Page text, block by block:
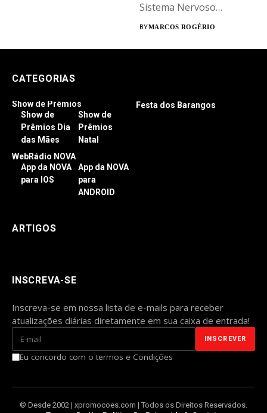
Sistema Nervoso
Central...
BYMARCOS ROGÉRIO
CATEGORIAS
Show de Prêmios
Show de
Prêmios Dia
das Mães
Show de
Prêmios
Natal
Festa dos Barangos
WebRádio NOVA
App da NOVA
para IOS
App da NOVA
para
ANDROID
ARTIGOS
INSCREVA-SE
Inscreva-se em nossa lista de e-mails para receber
atualizações diárias diretamente em sua caixa de entrada!
Eu concordo com o termos e Condições
© Desde 2002 | xpromocoes.com | Todos os Direitos Reservados.